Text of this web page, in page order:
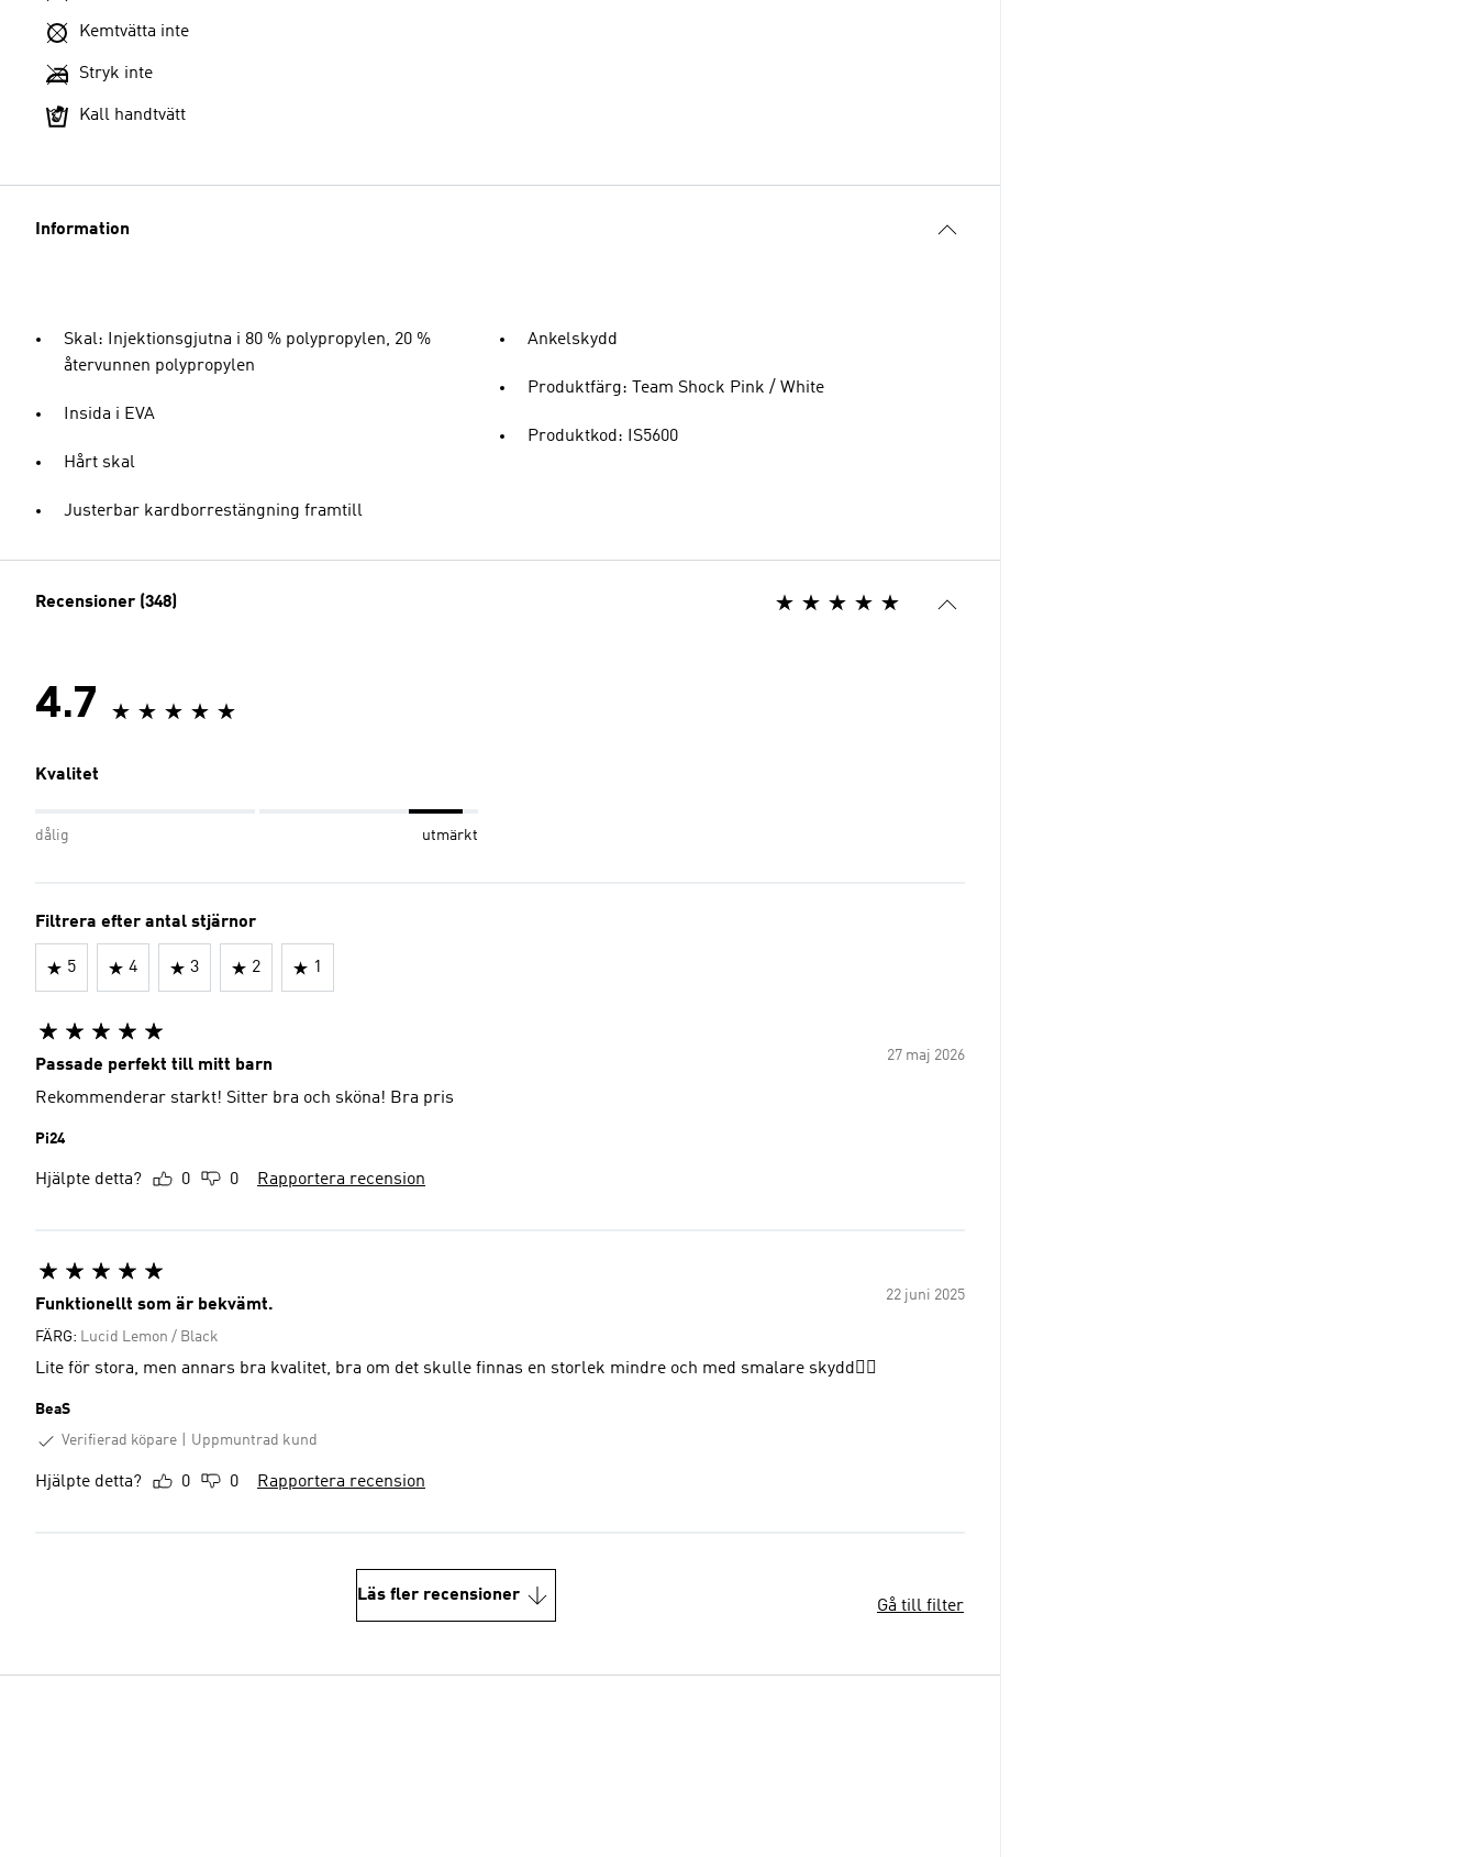
Kemtvätta inte
Stryk inte
Kall handtvätt
Information
Skal: Injektionsgjutna i 80 % polypropylen, 20 %
återvunnen polypropylen
Insida i EVA
Hårt skal
Justerbar kardborrestängning framtill
Ankelskydd
Produktfärg: Team Shock Pink / White
Produktkod: IS5600
Recensioner (348)
4.7
Kvalitet
dålig utmärkt
Filtrera efter antal stjärnor
5 4 3 2 1
27 maj 2026
Passade perfekt till mitt barn
Rekommenderar starkt! Sitter bra och sköna! Bra pris
Pi24
Hjälpte detta? 0 0 Rapportera recension
22 juni 2025
Funktionellt som är bekvämt.
FÄRG: Lucid Lemon / Black
Lite för stora, men annars bra kvalitet, bra om det skulle finnas en storlek mindre och med smalare skydd👌🏻
BeaS
Verifierad köpare
Uppmuntrad kund
Hjälpte detta? 0 0 Rapportera recension
Läs fler recensioner
Gå till filter